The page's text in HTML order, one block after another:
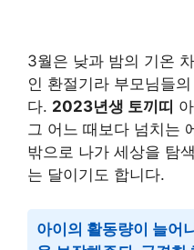
3월은 낮과 밤의 기온
인 환절기라 부모님들
다. 2023년생 토끼띠
그 어느 때보다 넘치는
밖으로 나가 세상을 탐
는 달이기도 합니다.
아이의 활동량이 늘어